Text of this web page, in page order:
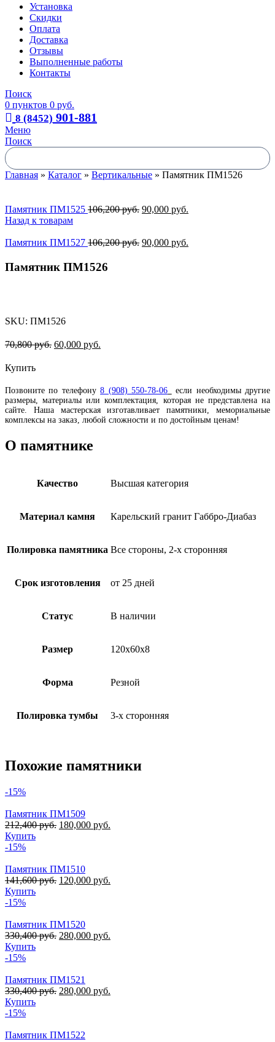
Установка
Скидки
Оплата
Доставка
Отзывы
Выполненные работы
Контакты
Поиск
0 пунктов 0 руб.
8 (8452) 901-881
Меню
Поиск
Главная » Каталог » Вертикальные » Памятник ПМ1526
Памятник ПМ1525 106,200руб. 90,000 руб.
Назад к товарам
Памятник ПМ1527 106,200руб. 90,000 руб.
Памятник ПМ1526
SKU: ПМ1526
70,800руб. 60,000 руб.
Купить
Позвоните по телефону8 (908) 550-78-06
если необходимы другие
размеры, материалы или комплектация, которая не представлена на
сайте. Наша мастерская изготавливает памятники, мемориальные
комплексы на заказ, любой сложности и по достойным ценам!
О памятнике
Качество Высшая категория
Материал камня Карельский гранит Габбро-Диабаз
Полировка памятника Все стороны, 2-х сторонняя
Срок изготовления от 25 дней
Статус В наличии
Размер 120х60х8
Форма Резной
Полировка тумбы 3-х сторонняя
Похожие памятники
-15%
Памятник ПМ1509
212,400руб. 180,000 руб.
Купить
-15%
Памятник ПМ1510
141,600руб. 120,000 руб.
Купить
-15%
Памятник ПМ1520
330,400руб. 280,000 руб.
Купить
-15%
Памятник ПМ1521
330,400руб. 280,000 руб.
Купить
-15%
Памятник ПМ1522